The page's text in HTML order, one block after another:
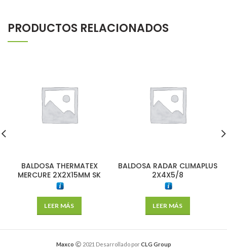
PRODUCTOS RELACIONADOS
BALDOSA THERMATEX
MERCURE 2X2X15MM SK
LEER MÁS
BALDOSA RADAR CLIMAPLUS
2X4X5/8
LEER MÁS
Maxco 2021 Desarrollado porCLG Group